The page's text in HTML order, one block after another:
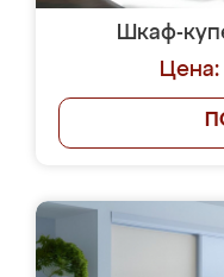
Шкаф-
Цена: